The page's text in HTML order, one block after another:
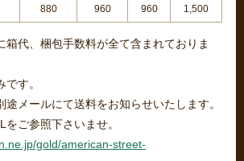
880 960 960 1,500
代、梱包手数料が全て含まれておりま
す。
メールにて送料をお知らせいたします。
ご参照下さいませ。
gold/american-street-